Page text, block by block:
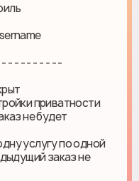
- - - - - - - - -
приватности
не будет
услугу по одной
заказ не